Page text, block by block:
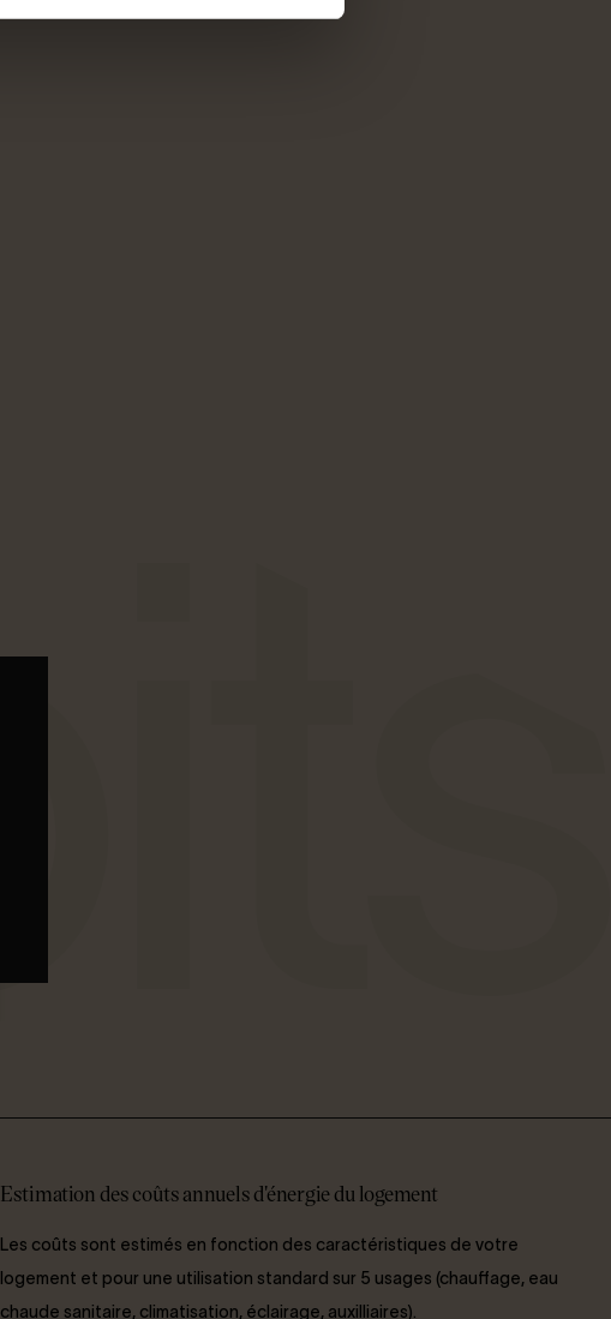
Estimation des coûts annuels d'énergie du logement
Les coûts sont estimés en fonction des caractéristiques de votre
logement et pour une utilisation standard sur 5 usages (chauffage, eau
chaude sanitaire, climatisation, éclairage, auxilliaires).